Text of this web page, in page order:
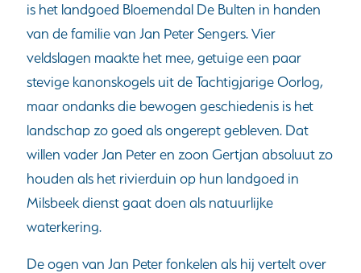
is het landgoed Bloemendal De Bulten in handen
van de familie van Jan Peter Sengers. Vier
veldslagen maakte het mee, getuige een paar
stevige kanonskogels uit de Tachtigjarige Oorlog,
maar ondanks die bewogen geschiedenis is het
landschap zo goed als ongerept gebleven. Dat
willen vader Jan Peter en zoon Gertjan absoluut zo
houden als het rivierduin op hun landgoed in
Milsbeek dienst gaat doen als natuurlijke
waterkering.
De ogen van Jan Peter fonkelen als hij vertelt over